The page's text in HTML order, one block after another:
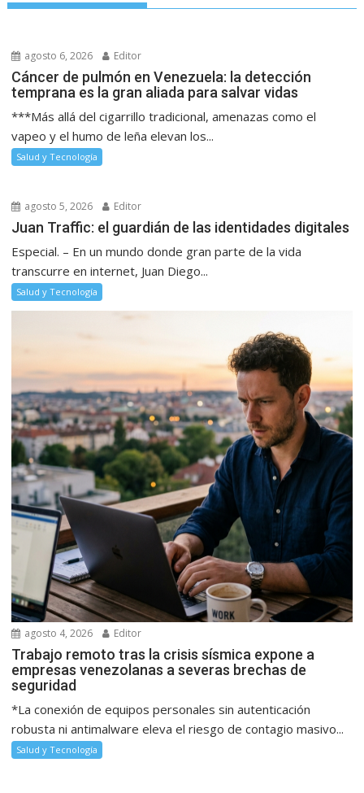
agosto 6, 2026 Editor
Cáncer de pulmón en Venezuela: la detección
temprana es la gran aliada para salvar vidas
***Más allá del cigarrillo tradicional, amenazas como el
vapeo y el humo de leña elevan los...
Salud y Tecnología
agosto 5, 2026 Editor
Juan Traffic: el guardián de las identidades digitales
Especial. – En un mundo donde gran parte de la vida
transcurre en internet, Juan Diego...
Salud y Tecnología
agosto 4, 2026 Editor
Trabajo remoto tras la crisis sísmica expone a
empresas venezolanas a severas brechas de
seguridad
*La conexión de equipos personales sin autenticación
robusta ni antimalware eleva el riesgo de contagio masivo...
Salud y Tecnología